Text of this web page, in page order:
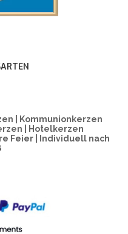
| Kommunionkerzen
| Hotelkerzen
Feier | Individuell nach